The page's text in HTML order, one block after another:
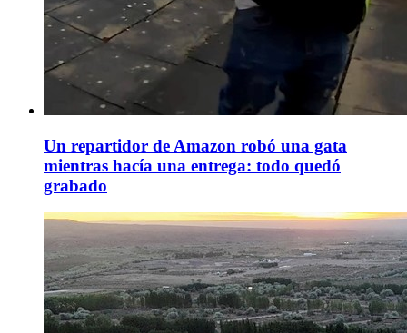
Un repartidor de Amazon robó una gata
mientras hacía una entrega: todo quedó
grabado